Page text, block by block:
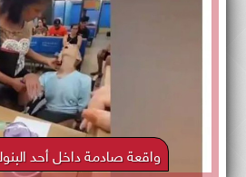
واقعة صادمة داخل أحد